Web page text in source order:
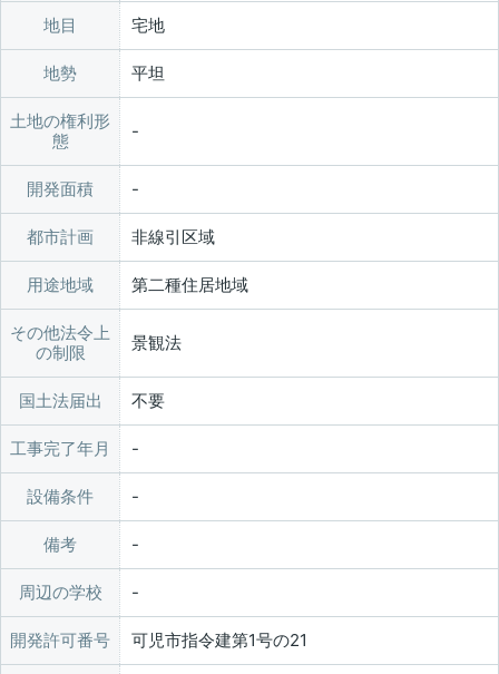
地目 宅地
地勢 平坦
土地の権利形
態
開発面積
都市計画 非線引区域
用途地域 第二種住居地域
その他法令上
の制限
景観法
国土法届出 不要
工事完了年月
設備条件
備考
周辺の学校
開発許可番号 可児市指令建第1号の21